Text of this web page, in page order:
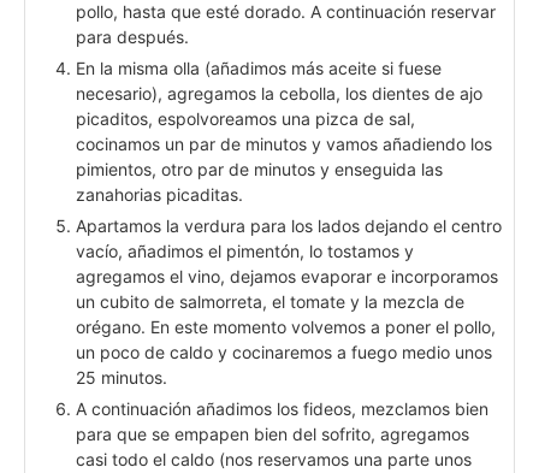
pollo, hasta que esté dorado. A continuación reservar
para después.
En la misma olla (añadimos más aceite si fuese
necesario), agregamos la cebolla, los dientes de ajo
picaditos, espolvoreamos una pizca de sal,
cocinamos un par de minutos y vamos añadiendo los
pimientos, otro par de minutos y enseguida las
zanahorias picaditas.
Apartamos la verdura para los lados dejando el centro
vacío, añadimos el pimentón, lo tostamos y
agregamos el vino, dejamos evaporar e incorporamos
un cubito de salmorreta, el tomate y la mezcla de
orégano. En este momento volvemos a poner el pollo,
un poco de caldo y cocinaremos a fuego medio unos
25 minutos.
A continuación añadimos los fideos, mezclamos bien
para que se empapen bien del sofrito, agregamos
casi todo el caldo (nos reservamos una parte unos